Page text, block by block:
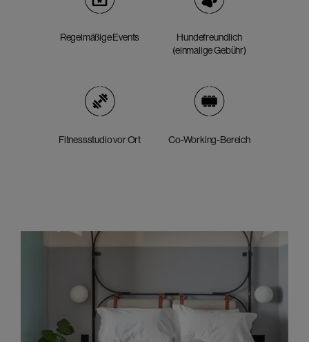
Regelmäßige Events
Hundefreundlich
(einmalige Gebühr)
Fitnessstudio vor Ort Co-Working-Bereich